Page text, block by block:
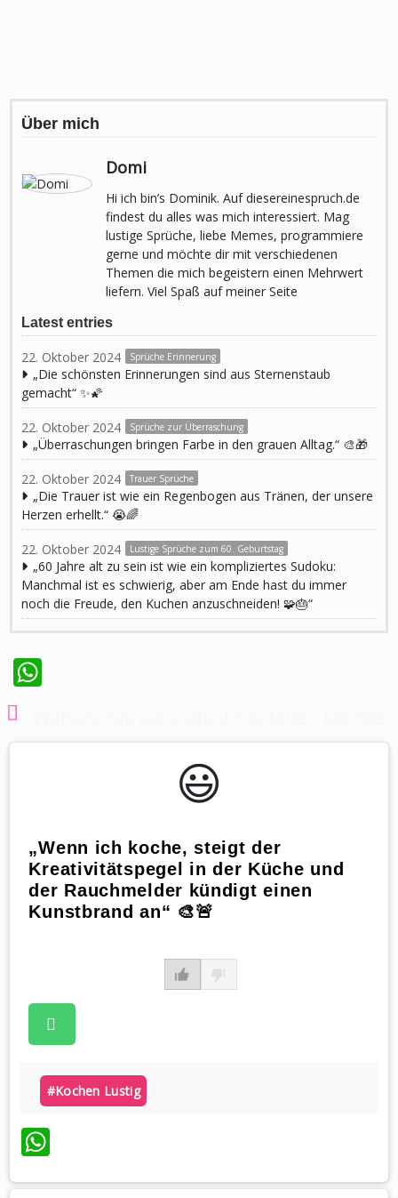
Über mich
Domi
Hi ich bin’s Dominik. Auf diesereinespruch.de
findest du alles was mich interessiert. Mag
lustige Sprüche, liebe Memes, programmiere
gerne und möchte dir mit verschiedenen
Themen die mich begeistern einen Mehrwert
liefern. Viel Spaß auf meiner Seite
Latest entries
22. Oktober 2024 Sprüche Erinnerung
„Die schönsten Erinnerungen sind aus Sternenstaub
gemacht“ ✨🌠
22. Oktober 2024 Sprüche zur Überraschung
„Überraschungen bringen Farbe in den grauen Alltag.“ 🎨🎁
22. Oktober 2024 Trauer Sprüche
„Die Trauer ist wie ein Regenbogen aus Tränen, der unsere
Herzen erhellt.“ 😭🌈
22. Oktober 2024 Lustige Sprüche zum 60. Geburtstag
„60 Jahre alt zu sein ist wie ein kompliziertes Sudoku:
Manchmal ist es schwierig, aber am Ende hast du immer
noch die Freude, den Kuchen anzuschneiden! 🧩🎂“
😃️
„Wenn ich koche, steigt der
Kreativitätspegel in der Küche und
der Rauchmelder kündigt einen
Kunstbrand an“ 🎨🚨
#kochen Lustig
WhatsApp